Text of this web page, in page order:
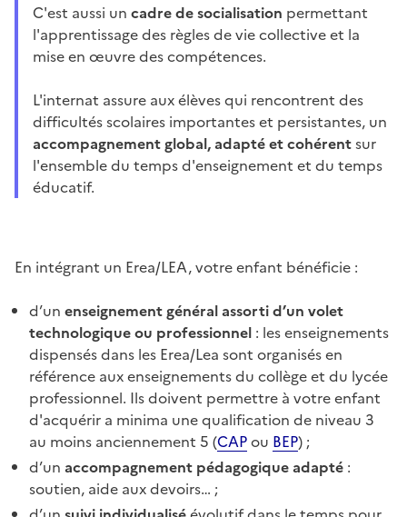
C'est aussi un cadre de socialisation permettant
l'apprentissage des règles de vie collective et la
mise en œuvre des compétences.
L'internat assure aux élèves qui rencontrent des
difficultés scolaires importantes et persistantes, un
accompagnement global, adapté et cohérentsur
l'ensemble du temps d'enseignement et du temps
éducatif.
En intégrant un Erea/LEA, votre enfant bénéficie :
d’un enseignement général assorti d’un volet
technologique ou professionnel : les enseignements
dispensés dans les Erea/Lea sont organisés en
référence aux enseignements du collège et du lycée
professionnel. Ils doivent permettre à votre enfant
d'acquérir a minima une qualification de niveau 3
au moins anciennement 5 (CAPou BEP) ;
d’un accompagnement pédagogique adapté :
soutien, aide aux devoirs… ;